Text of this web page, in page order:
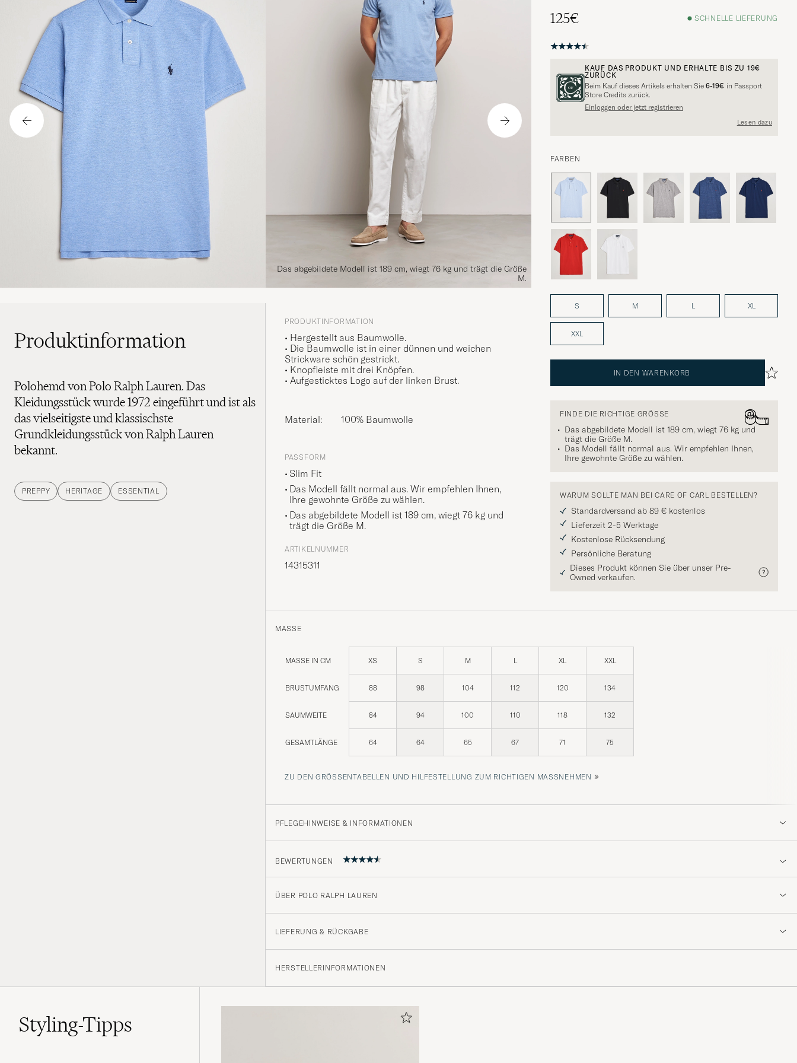
Das abgebildete Modell ist 189 cm, wiegt 76 kg und trägt die Größe
M.
125€
SCHNELLE LIEFERUNG
KAUF DAS PRODUKT UND ERHALTE BIS ZU 19€
ZURÜCK
Beim Kauf dieses Artikels erhalten Sie 6-19€ in Passport
Store Credits zurück.
Einloggen oder jetzt registrieren
Lesen dazu
FARBEN
S M L XL
XXL
IN DEN WARENKORB
FINDE DIE RICHTIGE GRÖSSE
Das abgebildete Modell ist 189 cm, wiegt 76 kg und
trägt die Größe M.
Das Modell fällt normal aus. Wir empfehlen Ihnen,
Ihre gewohnte Größe zu wählen.
WARUM SOLLTE MAN BEI CARE OF CARL BESTELLEN?
Standardversand ab 89 € kostenlos
Lieferzeit 2-5 Werktage
Kostenlose Rücksendung
Persönliche Beratung
Dieses Produkt können Sie über unser Pre-
Owned verkaufen.
Produktinformation
Polohemd von Polo Ralph Lauren. Das
Kleidungsstück wurde 1972 eingeführt und ist als
das vielseitigste und klassischste
Grundkleidungsstück von Ralph Lauren
bekannt.
PREPPY HERITAGE ESSENTIAL
PRODUKTINFORMATION
• Hergestellt aus Baumwolle.
• Die Baumwolle ist in einer dünnen und weichen
Strickware schön gestrickt.
• Knopfleiste mit drei Knöpfen.
• Aufgesticktes Logo auf der linken Brust.
Material: 100% Baumwolle
PASSFORM
Slim Fit
Das Modell fällt normal aus. Wir empfehlen Ihnen,
Ihre gewohnte Größe zu wählen.
Das abgebildete Modell ist 189 cm, wiegt 76 kg und
trägt die Größe M.
ARTIKELNUMMER
14315311
MASSE
MASSE IN CM XS S M L XL XXL
BRUSTUMFANG 88 98 104 112 120 134
SAUMWEITE 84 94 100 110 118 132
GESAMTLÄNGE 64 64 65 67 71 75
ZU DEN GRÖSSENTABELLEN UND HILFESTELLUNG ZUM RICHTIGEN MASSNEHMEN »
PFLEGEHINWEISE & INFORMATIONEN
BEWERTUNGEN
4.7
(53)
ÜBER POLO RALPH LAUREN
LIEFERUNG & RÜCKGABE
HERSTELLERINFORMATIONEN
Styling-Tipps